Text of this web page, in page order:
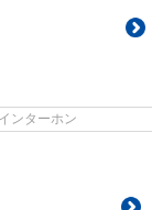
ンターホン